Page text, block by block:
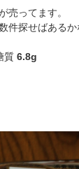
売ってます。
件探せばあるか
質 6.8g